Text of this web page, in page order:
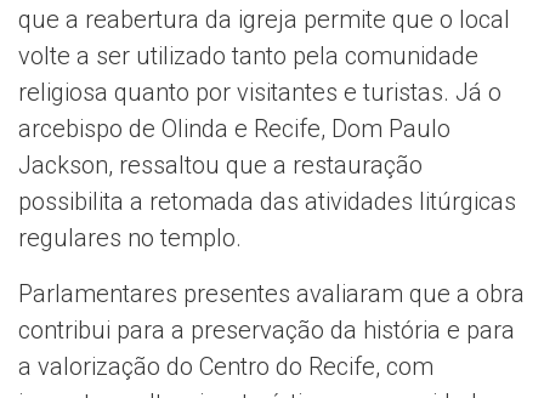
que a reabertura da igreja permite que o local
volte a ser utilizado tanto pela comunidade
religiosa quanto por visitantes e turistas. Já o
arcebispo de Olinda e Recife, Dom Paulo
Jackson, ressaltou que a restauração
possibilita a retomada das atividades litúrgicas
regulares no templo.
Parlamentares presentes avaliaram que a obra
contribui para a preservação da história e para
a valorização do Centro do Recife, com